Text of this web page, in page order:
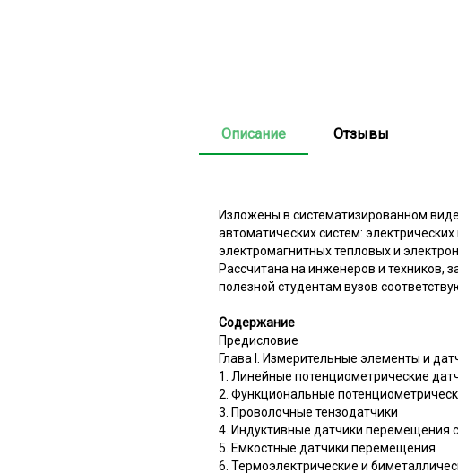
Описание Отзывы
Изложены в систематизированном
автоматических систем:
электромагнитных тепловых и
Рассчитана на инженеров и техников,
полезной студентам вузов
Содержание
Предисловие
Глава I. Измерительные элементы и
1. Линейные потенциометрические
2. Функциональные
3. Проволочные тензодатчики
4. Индуктивные датчики перемещения
5. Емкостные датчики перемещения
6. Термоэлектрические и